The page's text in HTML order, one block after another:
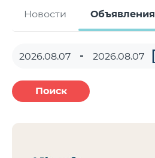
Новости Объявления
Поиск